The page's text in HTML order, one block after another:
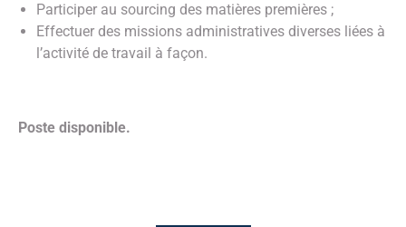
Participer au sourcing des matières premières ;
Effectuer des missions administratives diverses liées à
l’activité de travail à façon.
Poste disponible.